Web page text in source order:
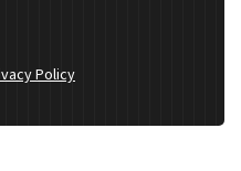
Policy